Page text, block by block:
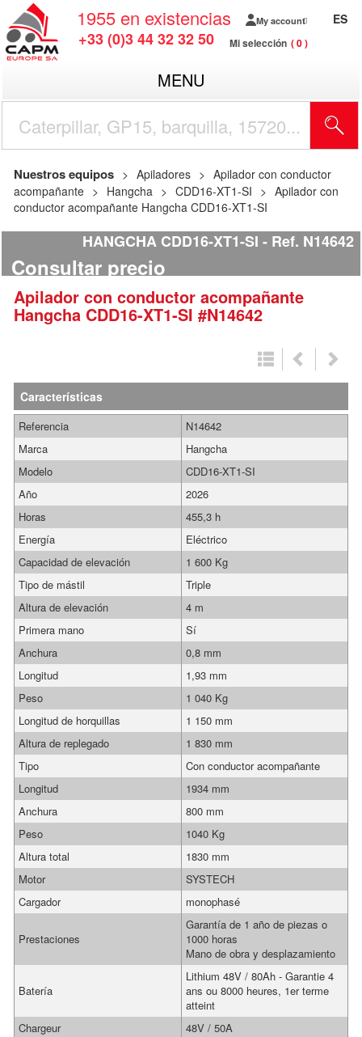
1955 en existencias
+33 (0)3 44 32 32 50
My account
Mi selección 0
ES
MENU
Nuestros equipos Apiladores
Apilador con conductor
acompañante
Hangcha CDD16-XT1-SI
Apilador con
conductor acompañante Hangcha CDD16-XT1-SI
HANGCHA CDD16-XT1-SI Ref. N14642
Consultar precio
Apilador con conductor acompañante
Hangcha CDD16-XT1-SI #N14642
Características
Referencia
N14642
Marca
Hangcha
Modelo
CDD16-XT1-SI
Año
2026
Horas
455,3 h
Energía
Eléctrico
Capacidad de elevación
1 600 Kg
Tipo de mástil
Triple
Altura de elevación
4 m
Primera mano
Sí
Anchura
0,8 mm
Longitud
1,93 mm
Peso
1 040 Kg
Longitud de horquillas
1 150 mm
Altura de replegado
1 830 mm
Tipo
Con conductor acompañante
Longitud
1934 mm
Anchura
800 mm
Peso
1040 Kg
Altura total
1830 mm
Motor
SYSTECH
Cargador
monophasé
Prestaciones
Garantía de 1 año de piezas o
1000 horas
Mano de obra y desplazamiento
Batería
Lithium 48V / 80Ah - Garantie 4
ans ou 8000 heures, 1er terme
atteint
Chargeur
48V / 50A